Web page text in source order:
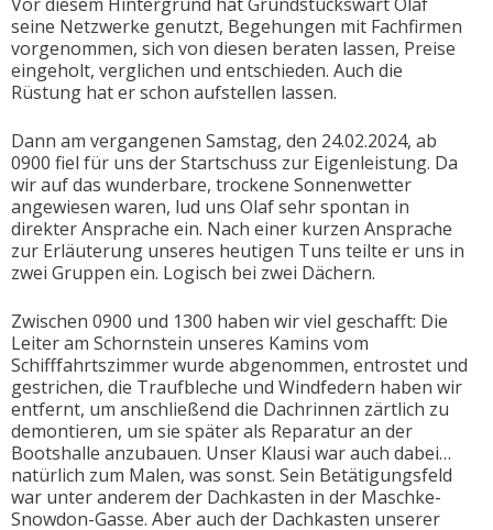
seine Netzwerke genutzt, Begehungen mit Fachfirmen
vorgenommen, sich von diesen beraten lassen, Preise
eingeholt, verglichen und entschieden. Auch die
Rüstung hat er schon aufstellen lassen.
Dann am vergangenen Samstag, den 24.02.2024, ab
0900 fiel für uns der Startschuss zur Eigenleistung. Da
wir auf das wunderbare, trockene Sonnenwetter
angewiesen waren, lud uns Olaf sehr spontan in
direkter Ansprache ein. Nach einer kurzen Ansprache
zur Erläuterung unseres heutigen Tuns teilte er uns in
zwei Gruppen ein. Logisch bei zwei Dächern.
Zwischen 0900 und 1300 haben wir viel geschafft: Die
Leiter am Schornstein unseres Kamins vom
Schifffahrtszimmer wurde abgenommen, entrostet und
gestrichen, die Traufbleche und Windfedern haben wir
entfernt, um anschließend die Dachrinnen zärtlich zu
demontieren, um sie später als Reparatur an der
Bootshalle anzubauen. Unser Klausi war auch dabei…
natürlich zum Malen, was sonst. Sein Betätigungsfeld
war unter anderem der Dachkasten in der Maschke-
Snowdon-Gasse. Aber auch der Dachkasten unserer